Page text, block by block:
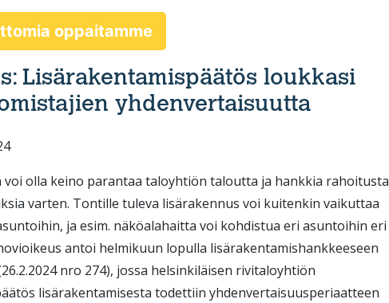
oppaitamme
Lisärakentamispäätös loukkasi
yhdenvertaisuutta
voi olla keino parantaa taloyhtiön taloutta ja hankkia rahoitusta
varten. Tontille tuleva lisärakennus voi kuitenkin vaikuttaa
ja esim. näköalahaitta voi kohdistua eri asuntoihin eri
antoi helmikuun lopulla lisärakentamishankkeeseen
nro 274), jossa helsinkiläisen rivitaloyhtiön
lisärakentamisesta todettiin yhdenvertaisuusperiaatteen